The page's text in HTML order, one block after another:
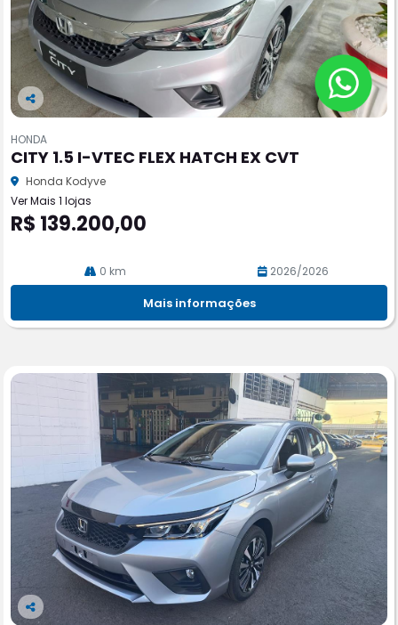
Co
pa
rtil
he
HONDA
CITY 1.5 I-VTEC FLEX HATCH EX CVT
Honda Kodyve
Ver Mais 1 lojas
R$ 139.200,00
0 km 2026/2026
Mais informações